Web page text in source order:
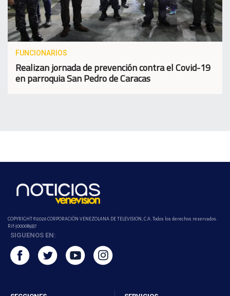
FUNCIONARIOS
Realizan jornada de prevención contra el Covid-19
en parroquia San Pedro de Caracas
COPYRIGHT ©2026 CORPORACIÓN VENEZOLANA DE TELEVISION, C.A. Todos los derechos reservados.
Rif-j000089337
SIGUENOS EN: